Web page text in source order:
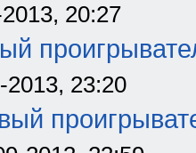
20:27
23:20